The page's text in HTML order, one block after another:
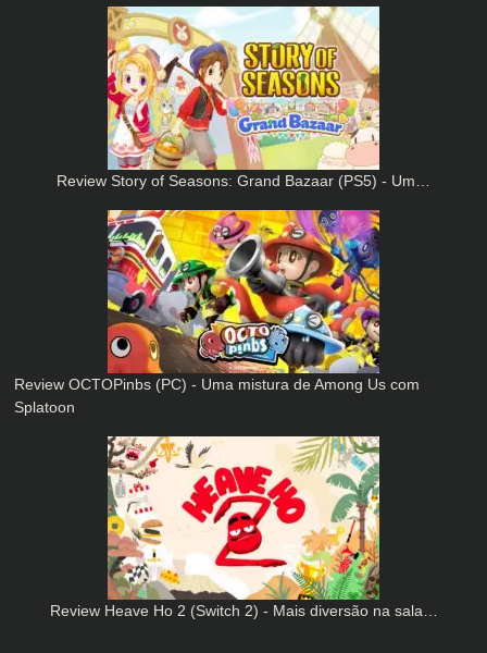
Review Story of Seasons: Grand Bazaar (PS5) - Um…
Review OCTOPinbs (PC) - Uma mistura de Among Us com
Splatoon
Review Heave Ho 2 (Switch 2) - Mais diversão na sala…